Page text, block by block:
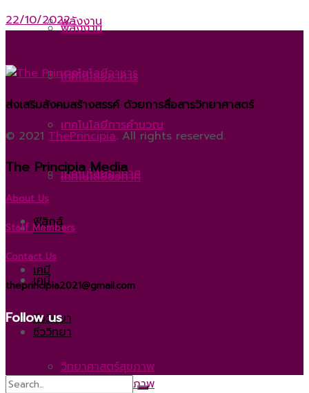
พลังงาน
เทคโนโลยีอาหาร
เทคโนโลยีการคำนวณ
เทคโนโลยีอวกาศ
ฟิสิกส์
เคมี
ชีววิทยา
วิทยาศาสตร์สุขภาพ
พลังงาน
เทคโนโลยีอาหาร
เทคโนโลยีการคำนวณ
เทคโนโลยีอวกาศ
ฟิสิกส์
เคมี
ชีววิทยา
วิทยาศาสตร์สุขภาพ
22/10/2022
ส่งเสริมสังคมสร้างสรรค์ ด้วยการสื่อสารวิทยาศาสตร์
© 2021 ThePrincipia. All rights reserved.
The Principia Media
About Us
Staff Members
Contact Us
theprincipia2021@gmail.com
Follow us